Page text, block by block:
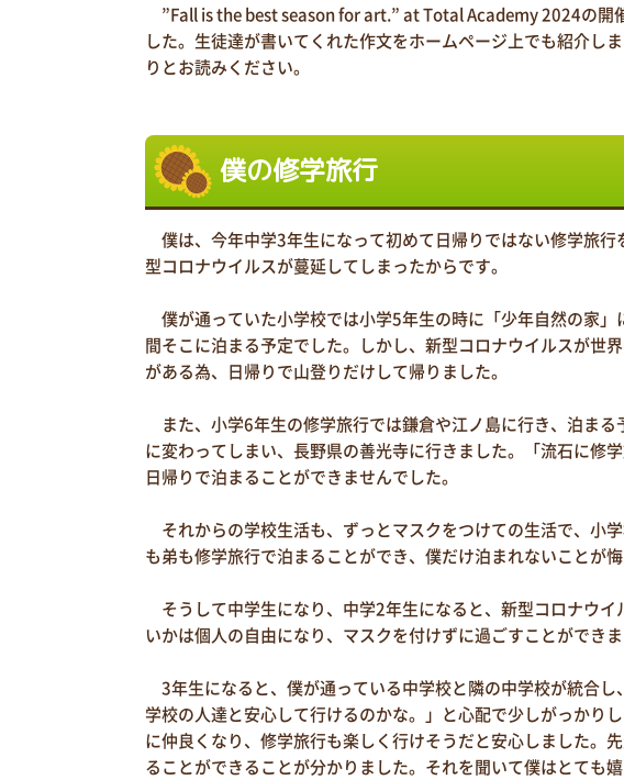
”Fall is the best season for art.” at Total Academy 2024の開
した。生徒達が書いてくれた作文をホームページ上でも紹介し
りとお読みください。
僕の修学旅行
僕は、今年中学3年生になって初めて日帰りではない修学旅
型コロナウイルスが蔓延してしまったからです。
僕が通っていた小学校では小学5年生の時に「少年自然の家
間そこに泊まる予定でした。しかし、新型コロナウイルスが世
がある為、日帰りで山登りだけして帰りました。
また、小学6年生の修学旅行では鎌倉や江ノ島に行き、泊ま
に変わってしまい、長野県の善光寺に行きました。「流石に修
日帰りで泊まることができませんでした。
それからの学校生活も、ずっとマスクをつけての生活で、小
も弟も修学旅行で泊まることができ、僕だけ泊まれないことが
そうして中学生になり、中学2年生になると、新型コロナウ
いかは個人の自由になり、マスクを付けずに過ごすことができま
3年生になると、僕が通っている中学校と隣の中学校が統合
学校の人達と安心して行けるのかな。」と心配で少しがっかり
に仲良くなり、修学旅行も楽しく行けそうだと安心しました。
ることができることが分かりました。それを聞いて僕はとても嬉